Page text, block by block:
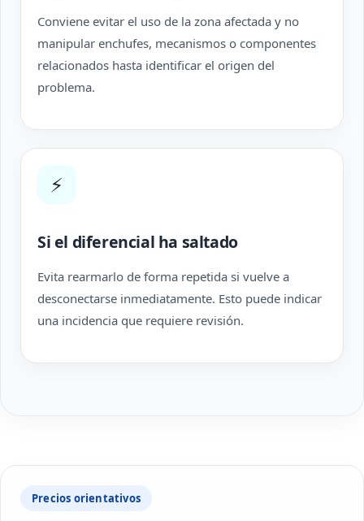
Conviene evitar el uso de la zona afectada y no
manipular enchufes, mecanismos o componentes
relacionados hasta identificar el origen del
problema.
⚡
Si el diferencial ha saltado
Evita rearmarlo de forma repetida si vuelve a
desconectarse inmediatamente. Esto puede indicar
una incidencia que requiere revisión.
Precios orientativos